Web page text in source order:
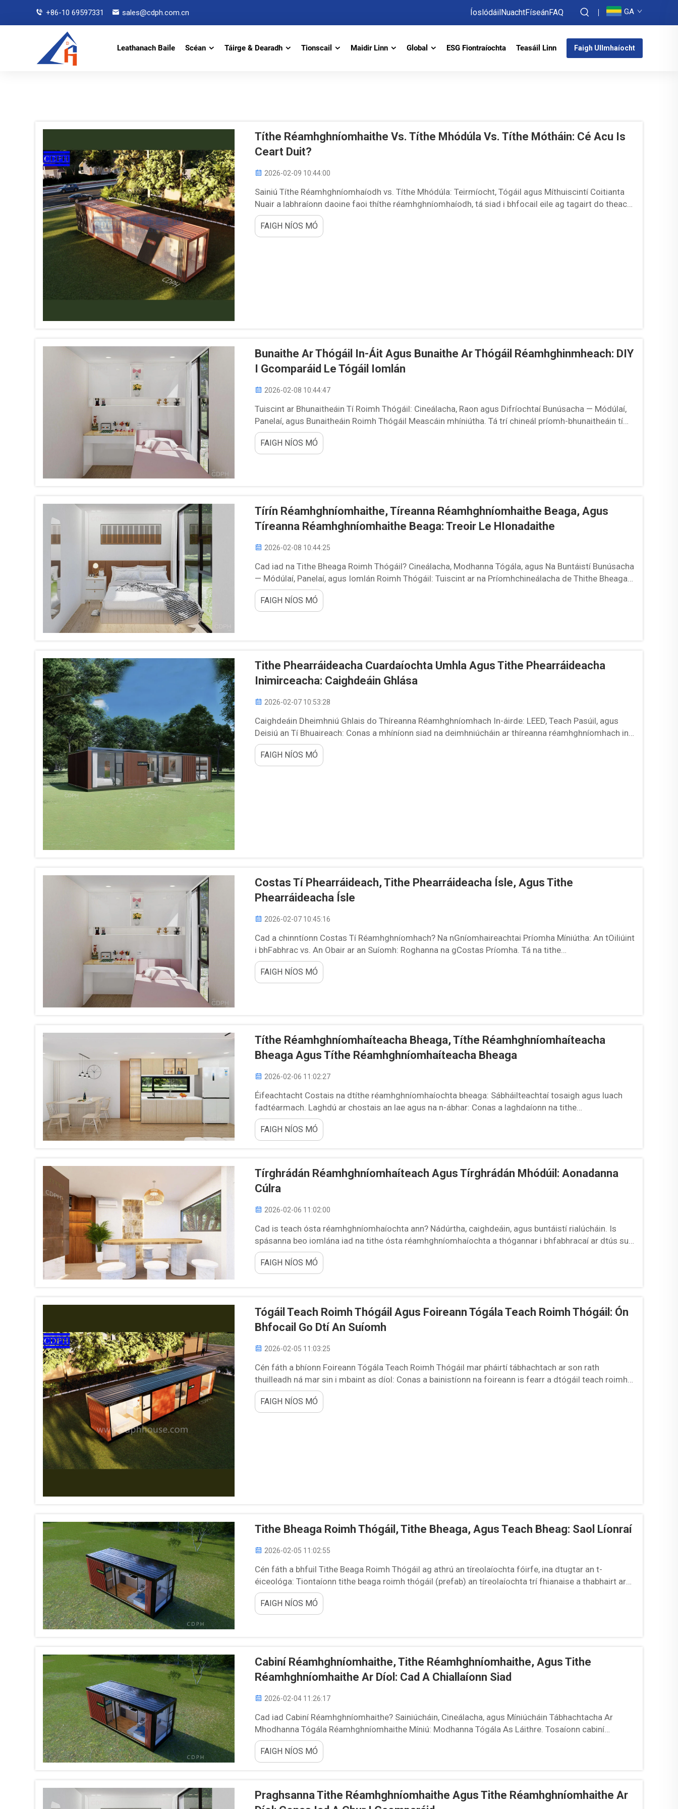
+86-10 69597331 sales@cdph.com.cn ÍoslódáilNuachtFíseánFAQ GA
Leathanach Baile Scéan Táirge & Dearadh Tionscail Maidir Linn Global ESG Fiontraíochta Teasáil Linn Faigh Ullmhaíocht
Títhe Réamhghníomhaithe Vs. Títhe Mhódúla Vs. Títhe Mótháin: Cé Acu Is
Ceart Duit?
2026-02-09 10:44:00
Sainiú Títhe Réamhghníomhaíodh vs. Títhe Mhódúla: Teirmíocht, Tógáil agus Míthuiscintí Coitianta
Nuair a labhraíonn daoine faoi thíthe réamhghníomhaíodh, tá siad i bhfocail eile ag tagairt do theach
a tógadh ar a laghad páirt in ollphlannta sula dtugtar isteach ar an áit fhíorúil ...
FAIGH NÍOS MÓ
Bunaithe Ar Thógáil In-Áit Agus Bunaithe Ar Thógáil Réamhghinmheach: DIY
I Gcomparáid Le Tógáil Iomlán
2026-02-08 10:44:47
Tuiscint ar Bhunaitheáin Tí Roimh Thógáil: Cineálacha, Raon agus Difríochtaí Bunúsacha — Módúlaí,
Panelaí, agus Bunaitheáin Roimh Thógáil Meascáin mhíniútha. Tá trí chineál príomh-bhunaitheáin tí
roimh thógáil ann go bunúsach, agus tá gach ceann déanta ar bhealach éagsúla. Tagann tithe
móidúlaí go dtí an áit thógála go bhfuil siad...
FAIGH NÍOS MÓ
Tírín Réamhghníomhaithe, Tíreanna Réamhghníomhaithe Beaga, Agus
Tíreanna Réamhghníomhaithe Beaga: Treoir Le HIonadaithe
2026-02-08 10:44:25
Cad iad na Tithe Bheaga Roimh Thógáil? Cineálacha, Modhanna Tógála, agus Na Buntáistí Bunúsacha
— Módúlaí, Panelaí, agus Iomlán Roimh Thógáil: Tuiscint ar na Príomhchineálacha de Thithe Bheaga
Roimh Thógáil. Tá trí bhealach príomha ann le dtíthe beaga roimh thógáil a dhéanamh sa bhfabhrac...
FAIGH NÍOS MÓ
Tithe Phearráideacha Cuardaíochta Umhla Agus Tithe Phearráideacha
Inimirceacha: Caighdeáin Ghlása
2026-02-07 10:53:28
Caighdeáin Dheimhniú Ghlais do Thíreanna Réamhghníomhach In-áirde: LEED, Teach Pasúil, agus
Deisiú an Tí Bhuaireach: Conas a mhíníonn siad na deimhniúcháin ar thíreanna réamhghníomhach in-
áirde ardghníomhach. Is deimhniúcháin bhreis is iad seo, agus socraíonn siad caighdeáin daingne a
bheidh in ann a mheastar go beacht ...
FAIGH NÍOS MÓ
Costas Tí Phearráideach, Tithe Phearráideacha Ísle, Agus Tithe
Phearráideacha Ísle
2026-02-07 10:45:16
Cad a chinntíonn Costas Tí Réamhghníomhach? Na nGníomhaireachtai Príomha Míniútha: An tOiliúint
i bhFabhrac vs. An Obair ar an Suíomh: Roghanna na gCostas Príomha. Tá na tithe
réamhghníomhacha curtha le chéile i bhfabhrac, agus mar sin táid i dtreo an timpeallachta rialaithe
agus an cheannach i mbloc ábhar, rud a chuireann le laghdú ar an obair atá caillte agus ...
FAIGH NÍOS MÓ
Títhe Réamhghníomhaíteacha Bheaga, Títhe Réamhghníomhaíteacha
Bheaga Agus Títhe Réamhghníomhaíteacha Bheaga
2026-02-06 11:02:27
Éifeachtacht Costais na dtíthe réamhghníomhaíochta bheaga: Sábháilteachtaí tosaigh agus luach
fadtéarmach. Laghdú ar chostais an lae agus na n-ábhar: Conas a laghdaíonn na tithe
réamhghníomhaíochta beaga a thógannar i bhfabhracaí an costas faoi 15–25%. Tugann tógáil na
dtíthe réamhghníomhaíochta bheaga i bhfabhracaí de ghnáth sábháilteachtaí airgeadais...
FAIGH NÍOS MÓ
Tírghrádán Réamhghníomhaíteach Agus Tírghrádán Mhódúil: Aonadanna
Cúlra
2026-02-06 11:02:00
Cad is teach ósta réamhghníomhaíochta ann? Nádúrtha, caighdeáin, agus buntáistí rialúcháin. Is
spásanna beo iomlána iad na tithe ósta réamhghníomhaíochta a thógannar i bhfabhracaí ar dtús sula
dtogtar i mbaile deiridh ar phróipréacht duine. Tá siad ar fáil i ngach méid...
FAIGH NÍOS MÓ
Tógáil Teach Roimh Thógáil Agus Foireann Tógála Teach Roimh Thógáil: Ón
Bhfocail Go Dtí An Suíomh
2026-02-05 11:03:25
Cén fáth a bhíonn Foireann Tógála Teach Roimh Thógáil mar pháirtí tábhachtach ar son rath
thuilleadh ná mar sin i mbaint as díol: Conas a bainistíonn na foireann is fearr a dtógáil teach roimh
thógáil comhfhreagracht leis na códanna, teastas bunaithe, agus comhtháthú na gcosáin úsáide:
Tiontaíonn na foireann is fearr a dtógáil teach roimh thógáil próisis casta in ábhar a bheith ina
dhícheall...
FAIGH NÍOS MÓ
Tithe Bheaga Roimh Thógáil, Tithe Bheaga, Agus Teach Bheag: Saol Líonraí
2026-02-05 11:02:55
Cén fáth a bhfuil Tithe Beaga Roimh Thógáil ag athrú an tíreolaíochta fóirfe, ina dtugtar an t-
éiceológa: Tiontaíonn tithe beaga roimh thógáil (prefab) an tíreolaíochta trí fhianaise a thabhairt ar
an gcothrom idir éifeacht agus freagracht chomhshaoil. Tugann tógáil sa bhfabhrac laghdú 40% ar
an tráchtáil i gcomparáid le tógáil thraidisiúnta...
FAIGH NÍOS MÓ
Cabiní Réamhghníomhaithe, Tithe Réamhghníomhaithe, Agus Tithe
Réamhghníomhaithe Ar Díol: Cad A Chiallaíonn Siad
2026-02-04 11:26:17
Cad iad Cabiní Réamhghníomhaithe? Sainiúcháin, Cineálacha, agus Míniúcháin Tábhachtacha Ar
Mhodhanna Tógála Réamhghníomhaithe Míniú: Modhanna Tógála As Láithre. Tosaíonn cabiní
réamhghníomhaithe mar thithe a tógannar i bhfabhracaí áit a bhfuil na coinníollacha faoi smacht,
ansin cuirtear iad ar an mbóthar go dtí an suíomh...
FAIGH NÍOS MÓ
Praghsanna Tithe Réamhghníomhaithe Agus Tithe Réamhghníomhaithe Ar